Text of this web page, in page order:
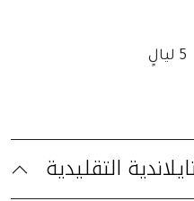
5 ليالٍ
التقليدية